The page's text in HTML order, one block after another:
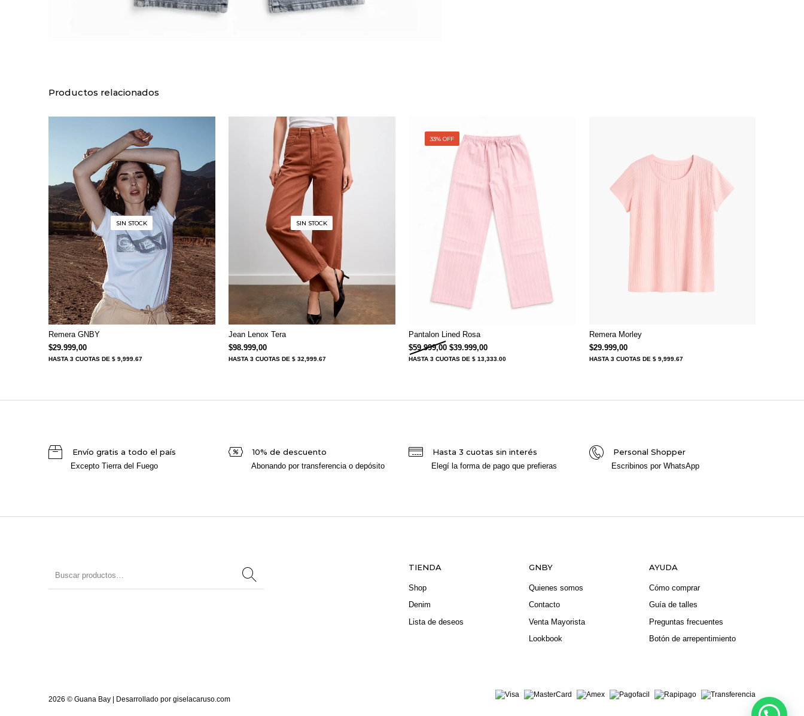
Productos relacionados
SIN STOCK
Remera GNBY
$29.999,00
HASTA 3 CUOTASDE $ 9,999.67
SIN STOCK
Jean Lenox Tera
$98.999,00
HASTA 3 CUOTAS DE $ 32,999.67
33% OFF
Pantalon Lined Rosa
$59.999,00 El precio original era: $59.999,00.
$39.999,00El precio actual es: $39.999,00.
HASTA3 CUOTAS DE $ 13,333.00
Remera Morley
$29.999,00
HASTA 3 CUOTASDE $ 9,999.67
Envío gratis a todo el país
Excepto Tierra del Fuego
10% de descuento
Abonando por transferencia o depósito
Hasta 3 cuotas sin interés
Elegí la forma de pago que prefieras
Personal Shopper
Escribinos por WhatsApp
TIENDA
Shop
Denim
Lista de deseos
GNBY
Quienes somos
Contacto
Venta Mayorista
Lookbook
AYUDA
Cómo comprar
Guía de talles
Preguntas frecuentes
Botón de arrepentimiento
2026 © Guana Bay | Desarrollado por giselacaruso.com